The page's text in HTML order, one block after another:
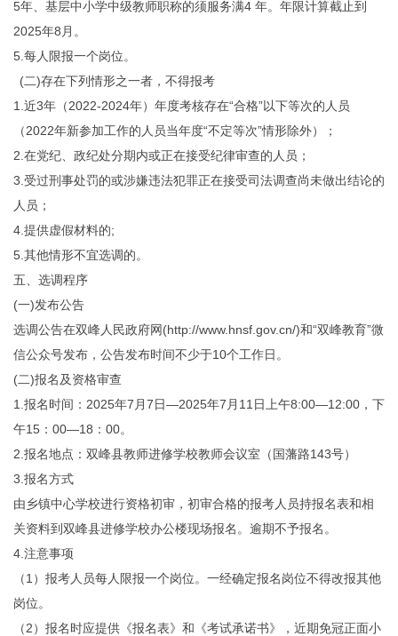
5年、基层中小学中级教师职称的须服务满4 年。年限计算截止到
2025年8月。
5.每人限报一个岗位。
(二)存在下列情形之一者，不得报考
1.近3年（2022-2024年）年度考核存在“合格”以下等次的人员
（2022年新参加工作的人员当年度“不定等次”情形除外）；
2.在党纪、政纪处分期内或正在接受纪律审查的人员；
3.受过刑事处罚的或涉嫌违法犯罪正在接受司法调查尚未做出结论的
人员；
4.提供虚假材料的;
5.其他情形不宜选调的。
五、选调程序
(一)发布公告
选调公告在双峰人民政府网(http://www.hnsf.gov.cn/)和“双峰教育”微
信公众号发布，公告发布时间不少于10个工作日。
(二)报名及资格审查
1.报名时间：2025年7月7日—2025年7月11日上午8:00—12:00，下
午15：00—18：00。
2.报名地点：双峰县教师进修学校教师会议室（国藩路143号）
3.报名方式
由乡镇中心学校进行资格初审，初审合格的报考人员持报名表和相
关资料到双峰县进修学校办公楼现场报名。逾期不予报名。
4.注意事项
（1）报考人员每人限报一个岗位。一经确定报名岗位不得改报其他
岗位。
（2）报名时应提供《报名表》和《考试承诺书》，近期免冠正面小